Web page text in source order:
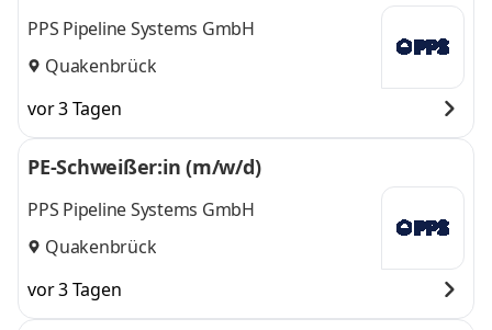
PPS Pipeline Systems GmbH
Quakenbrück
vor 3 Tagen
PE-Schweißer:in (m/w/d)
PPS Pipeline Systems GmbH
Quakenbrück
vor 3 Tagen